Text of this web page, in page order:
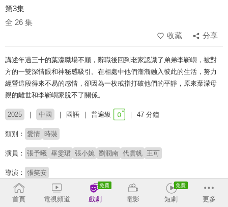
第3集
全 26 集
收藏
分享
講述年過三十的葉濛職場不順，辭職後回到老家認識了弟弟李靳嶼，被對
方的一雙深情眼和神秘感吸引。在相處中他們漸漸融入彼此的生活，努力
經營這段得來不易的感情，卻因為一枚戒指打破他們的平靜，原來葉濛母
親的離世和李靳嶼家脫不了關係。
2025 中國 國語 普遍級 47 分鐘
類別： 愛情 時裝
演員： 張予曦 畢雯珺 張小婉 劉潤南 代雲帆 王可
導演： 張笑安
原著： 耳冬兔子《深情眼》
首頁 電視頻道 戲劇 電影 短劇 更多